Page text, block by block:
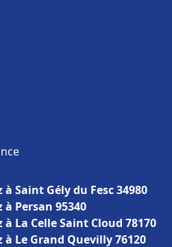
Saint Gély du Fesc 34980
Persan 95340
La Celle Saint Cloud 78170
Le Grand Quevilly 76120